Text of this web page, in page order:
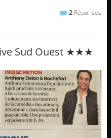
2 Réponses
Sud Ouest ★★★